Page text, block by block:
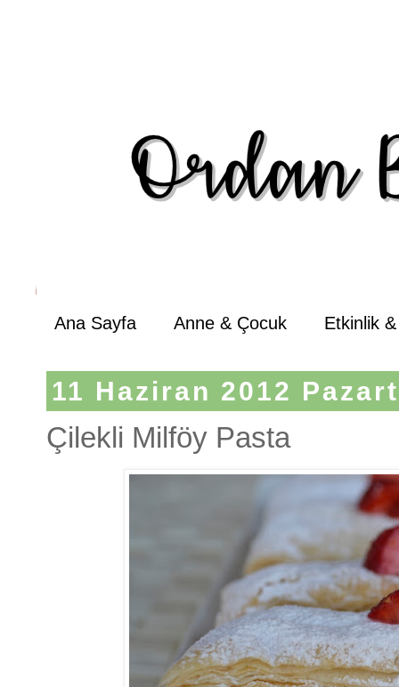
Ana Sayfa Anne & Çocuk Etkinlik
11 Haziran 2012
Çilekli Milföy Pasta